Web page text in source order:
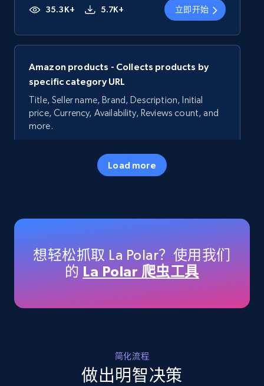
35.3K+ 5.7K+ 立即开始
Amazon products - Collects products by
specific category URL
Title, Seller name, Brand, Description, Initial
price, Currency, Availability, Reviews count, and
more.
5.7K+
Title, Seller name, Brand, Description, Initial
price, Currency, Availability, Reviews count, and
35.3K+ 5.7K+ 立即开始
Amazon products - find products by using
upc numbers
Load more
想轻松抓取 La Polar？使用我们
的 La Polar 爬虫工具
简化流程
做出明智决策